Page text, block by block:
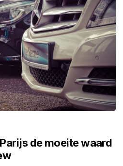
de moeite waard